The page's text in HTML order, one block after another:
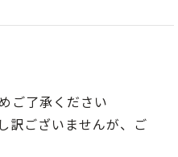
ご了承ください
訳ございませんが、ご